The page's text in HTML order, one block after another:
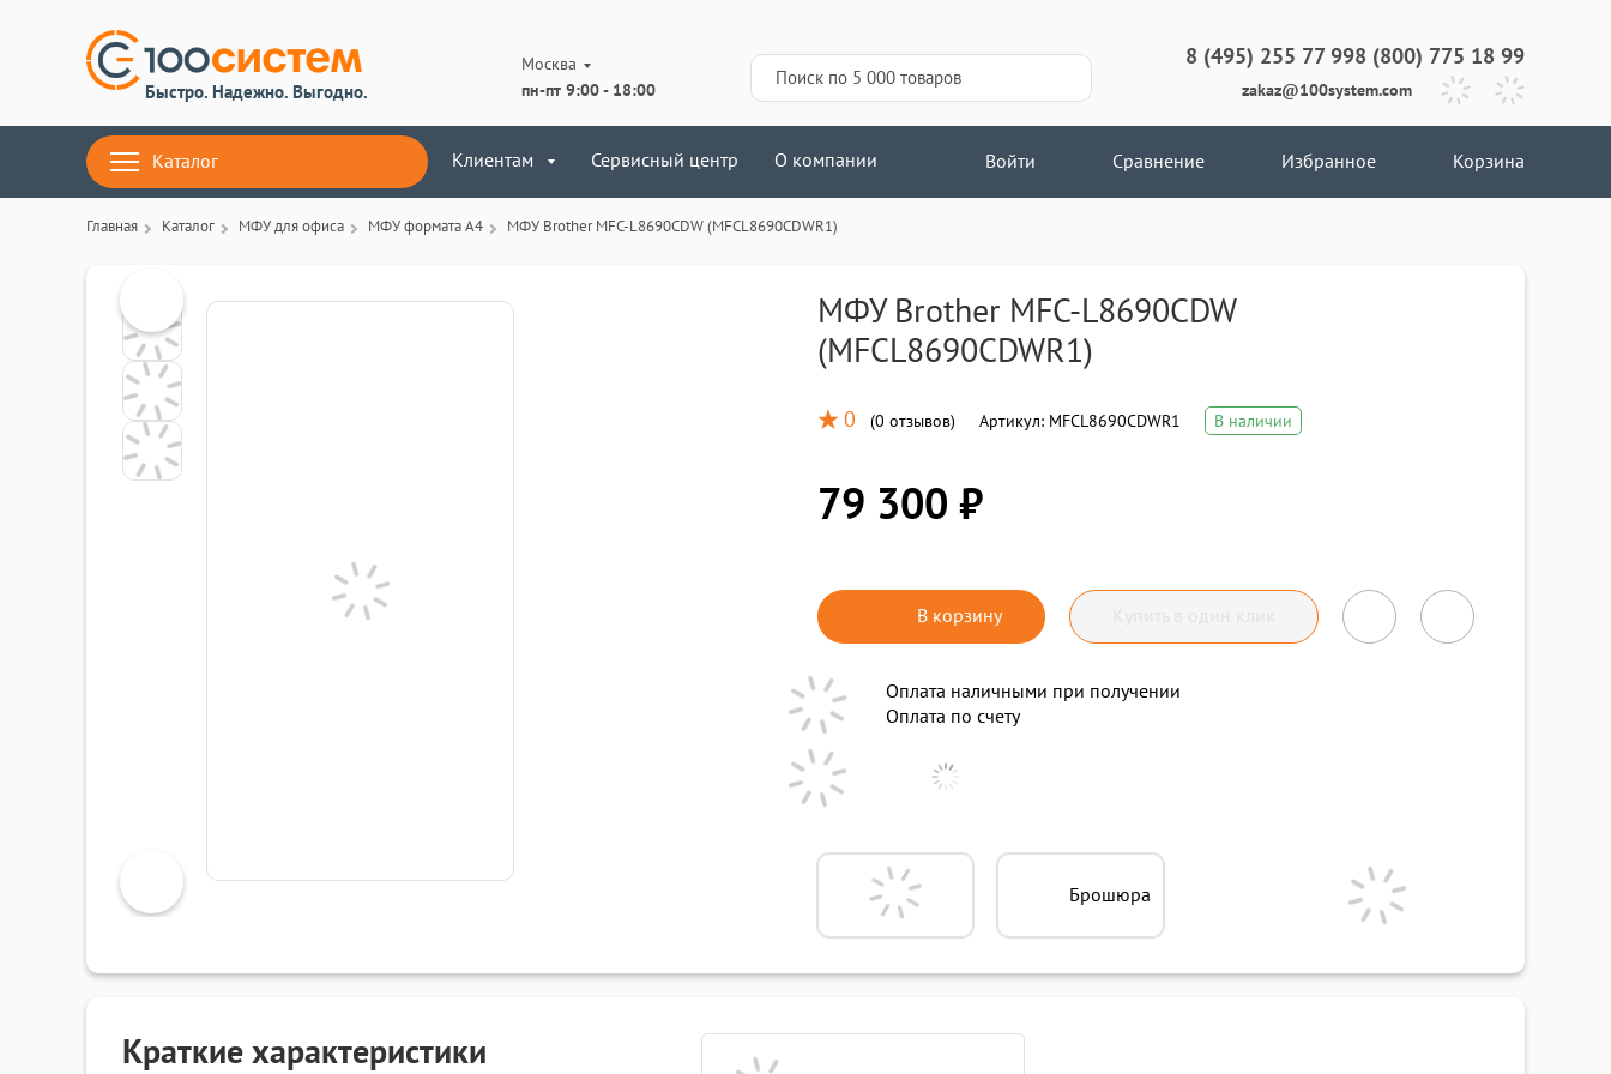
Быстро. Надежно. Выгодно.
Москва
пн-пт 9:00 - 18:00
8 (495) 255 77 998 (800) 775 18 99
zakaz@100system.com
Каталог Клиентам Сервисный центр О компании Войти Сравнение Избранное Корзина
Главная Каталог МФУ для офиса МФУ формата А4 МФУ Brother MFC-L8690CDW (MFCL8690CDWR1)
МФУ Brother MFC-L8690CDW
(MFCL8690CDWR1)
0 (0 отзывов) Артикул: MFCL8690CDWR1 В наличии
79 300 ₽
В корзину
Оплата наличными при получении
Оплата по счету
Брошюра
Краткие характеристики